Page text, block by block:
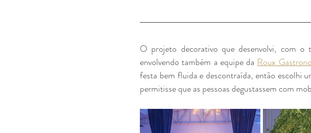
O projeto decorativo que desenvolvi, com o
envolvendo também a equipe da Roux
festa bem fluida e descontraída, então escolhi
permitisse que as pessoas degustassem com